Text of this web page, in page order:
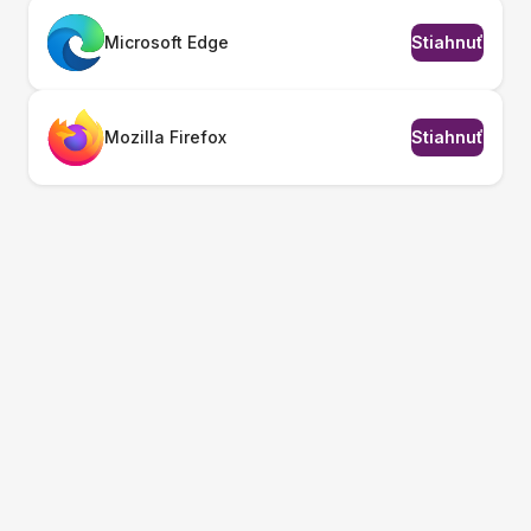
Microsoft Edge Stiahnuť
Mozilla Firefox Stiahnuť